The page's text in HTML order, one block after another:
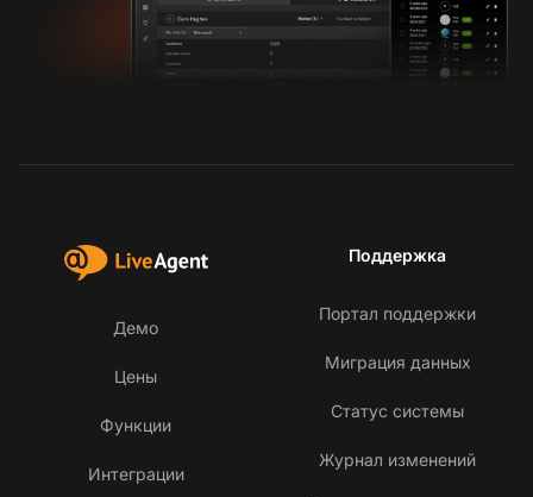
Демо
Цены
Функции
Интеграции
Поддержка
Портал поддержки
Миграция данных
Статус системы
Журнал изменений